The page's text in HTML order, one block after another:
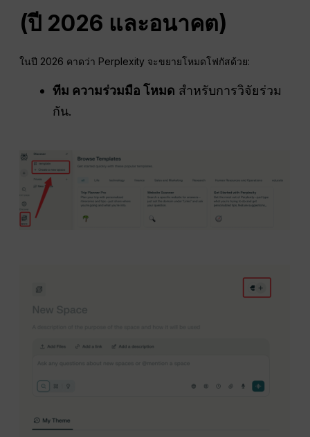
(ปี 2026 และอนาคต)
ในปี 2026 คาดว่า Perplexity จะขยายโหมดโฟกัสด้วย:
ทีม ความร่วมมือ โหมด สำหรับการวิจัยร่วม
กัน.